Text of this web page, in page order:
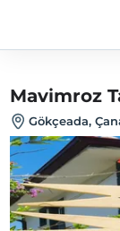
Mavimroz
Gökçeada‎,